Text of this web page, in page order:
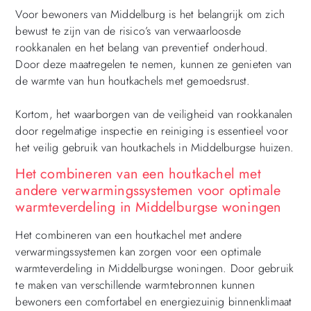
Voor bewoners van Middelburg is het belangrijk om zich
bewust te zijn van de risico’s van verwaarloosde
rookkanalen en het belang van preventief onderhoud.
Door deze maatregelen te nemen, kunnen ze genieten van
de warmte van hun houtkachels met gemoedsrust.
Kortom, het waarborgen van de veiligheid van rookkanalen
door regelmatige inspectie en reiniging is essentieel voor
het veilig gebruik van houtkachels in Middelburgse huizen.
Het combineren van een houtkachel met
andere verwarmingssystemen voor optimale
warmteverdeling in Middelburgse woningen
Het combineren van een houtkachel met andere
verwarmingssystemen kan zorgen voor een optimale
warmteverdeling in Middelburgse woningen. Door gebruik
te maken van verschillende warmtebronnen kunnen
bewoners een comfortabel en energiezuinig binnenklimaat